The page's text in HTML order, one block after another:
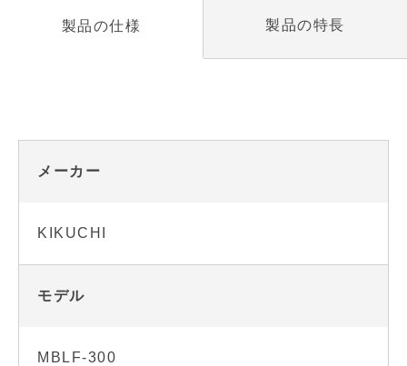
製品の仕様
メーカー
KIKUCHI
モデル
MBLF-300
製品の特長